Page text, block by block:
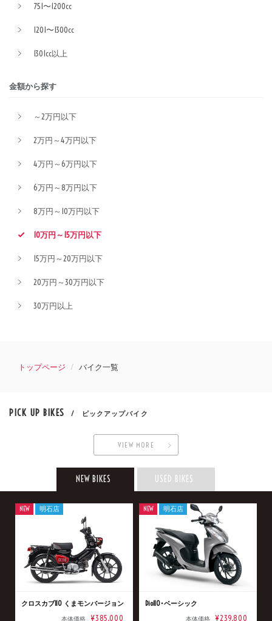
751〜1200cc
1201〜1300cc
1301cc以上
金額から探す
～2万円以下
2万円～4万円以下
4万円～6万円以下
6万円～8万円以下
8万円～10万円以下
10万円～15万円以下
15万円～20万円以下
20万円～30万円以下
30万円以上
トップページ バイク一覧
PICK UP BIKES / ピックアップバイク
VIEW MORE
NEW BIKES USED BIKES
クロスカブ110 くまモンバージョン
本体価格 ¥385,000
NEW 明石店
Dio110･ベーシック
本体価格 ¥239,800
NEW 明石店